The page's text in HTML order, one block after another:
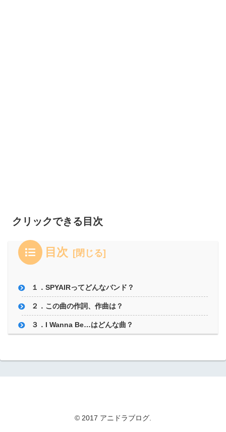
クリックできる目次
目次
１．SPYAIRってどんなバンド？
２．この曲の作詞、作曲は？
３．I Wanna Be…はどんな曲？
© 2017 アニドラブログ.